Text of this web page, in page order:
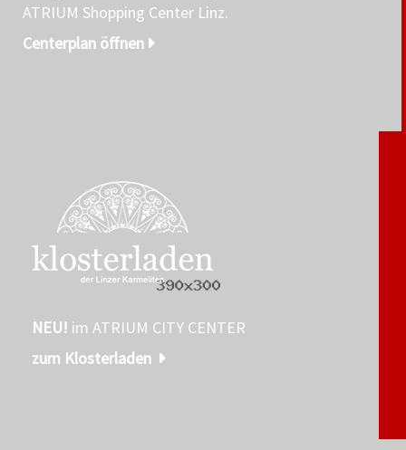
ATRIUM Shopping Center Linz.
Centerplan öffnen
NEU! im ATRIUM CITY CENTER
zum Klosterladen